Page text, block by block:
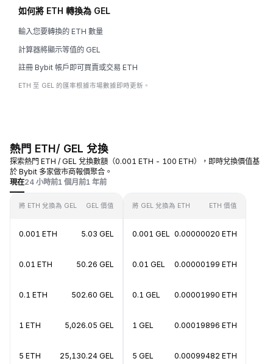
如何將 ETH 轉換為 GEL
輸入您要轉換的 ETH 數量
計算器將顯示等值的 GEL
註冊 Bybit 帳戶即可買賣或交易 ETH
ETH 至 GEL 的匯率根據市場數據即時更新。
熱門 ETH/ GEL 兌換
探索熱門 ETH / GEL 兌換數額（0.001 ETH - 100 ETH），即時兌換價值基
於 Bybit 多家做市商報價聚合。
現在24 小時前1 個月前1 年前
將 ETH 兌換為 GEL GEL 價值
0.001 ETH 5.03 GEL
0.01 ETH 50.26 GEL
0.1 ETH 502.60 GEL
1 ETH 5,026.05 GEL
5 ETH 25,130.24 GEL
將 GEL 兌換為 ETH ETH 價值
0.001 GEL 0.00000020 ETH
0.01 GEL 0.00000199 ETH
0.1 GEL 0.00001990 ETH
1 GEL 0.00019896 ETH
5 GEL 0.00099482 ETH